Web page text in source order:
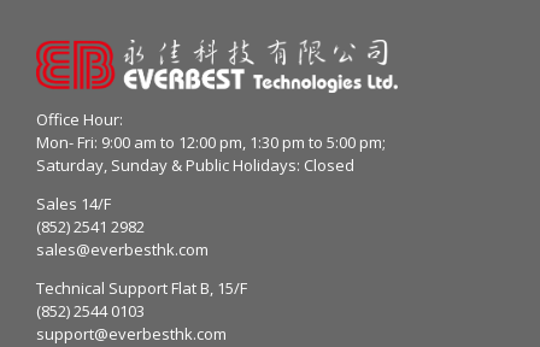
Office Hour:
Mon- Fri: 9:00 am to 12:00 pm, 1:30 pm to 5:00 pm;
Saturday, Sunday & Public Holidays: Closed
Sales 14/F
(852) 2541 2982
sales@everbesthk.com
Technical Support Flat B, 15/F
(852) 2544 0103
support@everbesthk.com